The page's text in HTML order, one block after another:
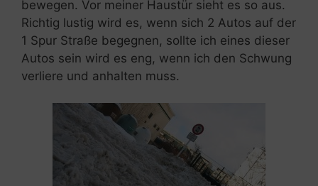
bewegen. Vor meiner Haustür sieht es so aus.
Richtig lustig wird es, wenn sich 2 Autos auf der
1 Spur Straße begegnen, sollte ich eines dieser
Autos sein wird es eng, wenn ich den Schwung
verliere und anhalten muss.